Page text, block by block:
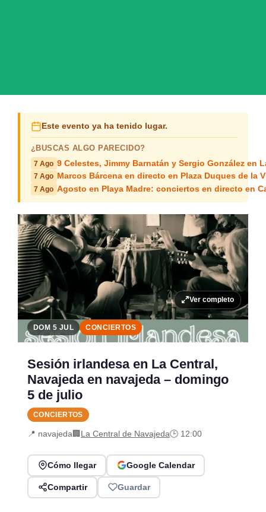
Este evento ya ha tenido lugar.
¿BUSCAS ALGO PARECIDO?
7 Ago 9 Celestes, Jimmy Barnatán y Sergio González en
7 Ago Marcos Bárcena en directo en Plaza Duques de la
7 Ago Agosto en Playa Madre: conciertos en directo en
Ver completo
DOM 5 JUL CONCIERTOS
Sesión irlandesa en La Central,
Navajeda en navajeda – domingo
5 de julio
CONCIERTOS
📍 navajeda🏢La Central de Navajeda🕒 12:00
Cómo llegar Google Calendar
Compartir Guardar